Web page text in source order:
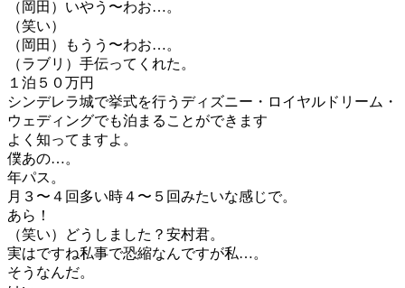
（岡田）いやう〜わお…。
（笑い）
（岡田）もうう〜わお…。
（ラブリ）手伝ってくれた。
１泊５０万円
シンデレラ城で挙式を行うディズニー・ロイヤルドリーム・
ウェディングでも泊まることができます
よく知ってますよ。
僕あの…。
年パス。
月３〜４回多い時４〜５回みたいな感じで。
あら！
（笑い）どうしました？安村君。
実はですね私事で恐縮なんですが私…。
そうなんだ。